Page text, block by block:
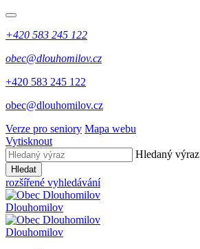
+420 583 245 122
obec@dlouhomilov.cz
+420 583 245 122
obec@dlouhomilov.cz
Verze pro seniory Mapa webu
Vytisknout
Hledaný výraz
Hledat
rozšířené vyhledávání
Dlouhomilov
Dlouhomilov